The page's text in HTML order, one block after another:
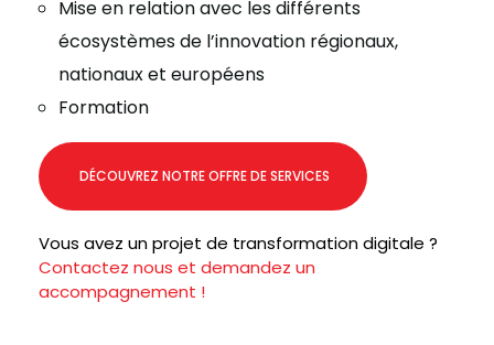
Mise en relation avec les différents
écosystèmes de l’innovation régionaux,
nationaux et européens
Formation
DÉCOUVREZ NOTRE OFFRE DE SERVICES
Vous avez un projet de transformation digitale ?
Contactez nous et demandez un
accompagnement !